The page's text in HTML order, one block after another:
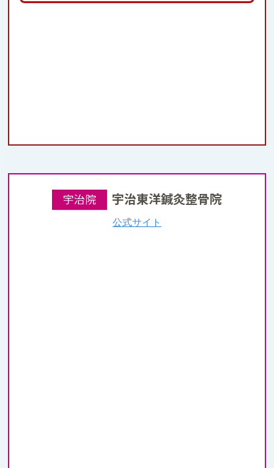
宇治院 宇治東洋鍼灸整骨院
公式サイト